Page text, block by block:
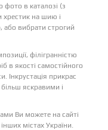
фото в каталозі (з
хрестик на шию і
або вибрати строгий
філігранністю
в якості самостійного
Інкрустація прикрас
яскравими і
Ви можете на сайті
містах України.